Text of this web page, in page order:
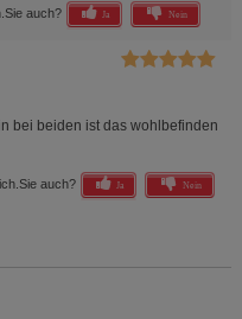
Sie auch? Ja Nein
bei beiden ist das wohlbefinden
Sie auch? Ja Nein